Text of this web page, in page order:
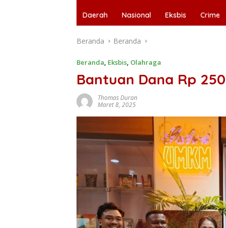
Daerah Nasional Eksbis Crime
Beranda Beranda
Beranda, Eksbis, Olahraga
Bantuan Dana Rp
Thomas Duran
Maret 8, 2025